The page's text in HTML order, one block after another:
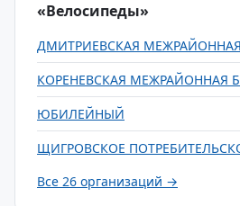
«Велосипеды»
ДМИТРИЕВСКАЯ
КОРЕНЕВСКАЯ МЕЖРАЙОННАЯ
ЮБИЛЕЙНЫЙ
ЩИГРОВСКОЕ
Все 26 организаций →